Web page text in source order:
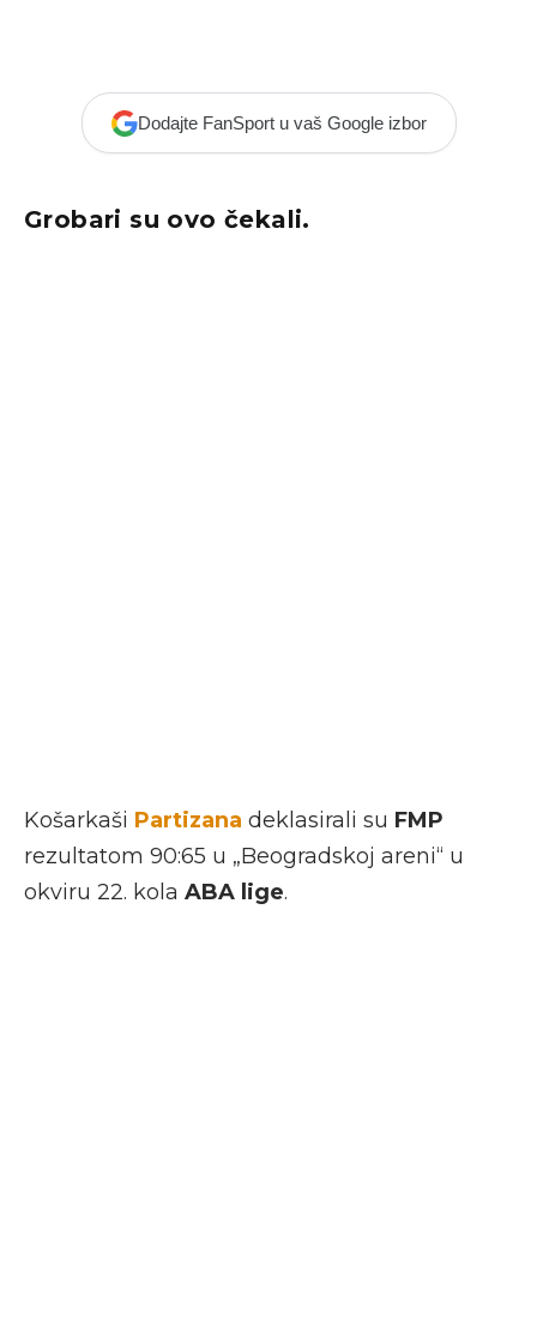
Dodajte FanSport u vaš Google izbor
Grobari su ovo čekali.
Košarkaši Partizana deklasirali su FMP
rezultatom 90:65 u „Beogradskoj areni“ u
okviru 22. kola ABA lige.